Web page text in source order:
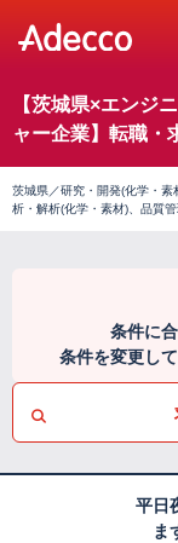
【茨城県×エンジ
ャー企業】転職・
茨城県／研究・開発(化学・
析・解析(化学・素材)、品質管
条件に
条件を変更し
平日
ま